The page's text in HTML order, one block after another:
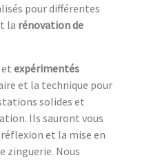
pour différentes
la rénovation de
et expérimentés
et la technique pour
solides et
Ils sauront vous
et la mise en
zinguerie. Nous